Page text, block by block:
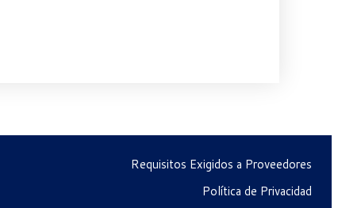
Requisitos Exigidos a Proveedores
Política de Privacidad